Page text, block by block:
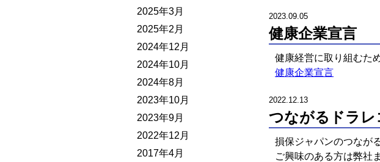
2025年3月
2025年2月
2024年12月
2024年10月
2024年8月
2023年10月
2023年9月
2022年12月
2017年4月
2023.09.05
健康企業宣言
健康経営に取り組むた
健康企業宣言
2022.12.13
つながるドラ
損保ジャパンのつなが
ご興味のある方は弊社